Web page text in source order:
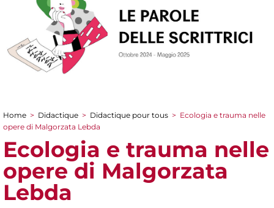
You are here
Home > Didactique > Didactique pour tous > Ecologia e trauma nelle
opere di Malgorzata Lebda
Ecologia e trauma nelle
opere di Malgorzata
Lebda